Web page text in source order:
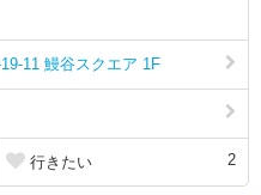
11 鰻谷スクエア 1F
行きたい 2